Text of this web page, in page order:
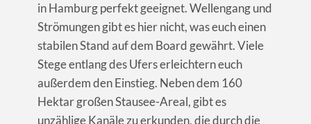
in Hamburg perfekt geeignet. Wellengang und
Strömungen gibt es hier nicht, was euch einen
stabilen Stand auf dem Board gewährt. Viele
Stege entlang des Ufers erleichtern euch
außerdem den Einstieg. Neben dem 160
Hektar großen Stausee-Areal, gibt es
unzählige Kanäle zu erkunden, die durch die